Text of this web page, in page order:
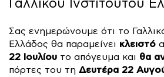
Γαλλικού Ινστιτούτου
Σας ενημερώνουμε ότι το
Ελλάδος θα παραμείνει κλειστό
22 Ιουλίου το απόγευμα και θα
πόρτες του τη Δευτέρα 22